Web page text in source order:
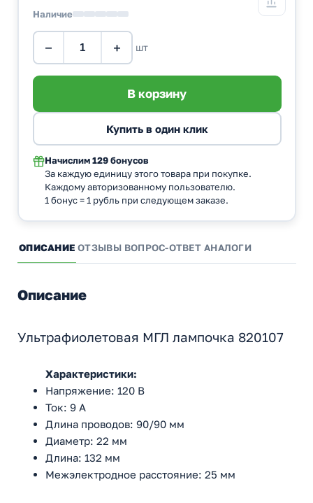
Наличие
− + шт
Начислим 129 бонусов
За каждую единицу этого товара при покупке.
Каждому авторизованному пользователю.
1 бонус = 1 рубль при следующем заказе.
ОПИСАНИЕ ОТЗЫВЫ ВОПРОС-ОТВЕТ АНАЛОГИ
Описание
Ультрафиолетовая МГЛ лампочка 820107
Характеристики:
Напряжение: 120 В
Ток: 9 A
Длина проводов: 90/90 мм
Диаметр: 22 мм
Длина: 132 мм
Межэлектродное расстояние: 25 мм